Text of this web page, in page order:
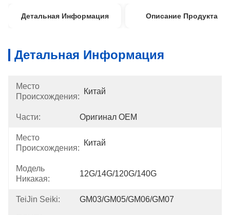
Детальная Информация Описание Продукта
Детальная Информация
Место
Происхождения:
Китай
Части: Оригинал OEM
Место
Происхождения:
Китай
Модель
Никакая:
12G/14G/120G/140G
TeiJin Seiki: GM03/GM05/GM06/GM07